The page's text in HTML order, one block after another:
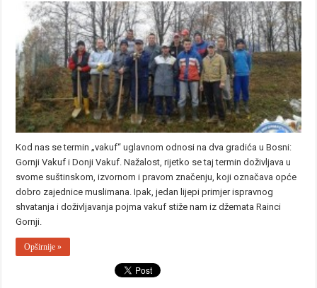
Kod nas se termin „vakuf“ uglavnom odnosi na dva gradića u Bosni:
Gornji Vakuf i Donji Vakuf. Nažalost, rijetko se taj termin doživljava u
svome suštinskom, izvornom i pravom značenju, koji označava opće
dobro zajednice muslimana. Ipak, jedan lijepi primjer ispravnog
shvatanja i doživljavanja pojma vakuf stiže nam iz džemata Rainci
Gornji.
Opširnije »